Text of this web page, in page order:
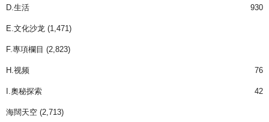
D.生活 930
E.文化沙龙 (1,471)
F.專項欄目 (2,823)
H.视频 76
I.奧秘探索 42
海闊天空 (2,713)